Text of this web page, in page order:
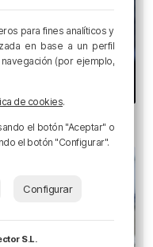
«Me han
para fines analíticos y
en base a un perfil
(por ejemplo,
de cookies.
el botón "Aceptar" o
el botón "Configurar".
Configurar
S.L.